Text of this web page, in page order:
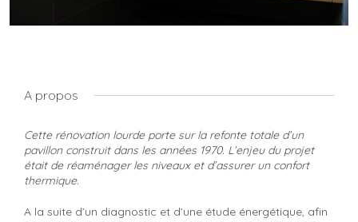
A propos
Cette rénovation lourde porte sur la refonte totale d’un
pavillon construit dans les années 1970. L’enjeu du projet
était de réaménager les niveaux et d’assurer un confort
thermique.
A la suite d’un diagnostic et d’une étude énergétique, afin